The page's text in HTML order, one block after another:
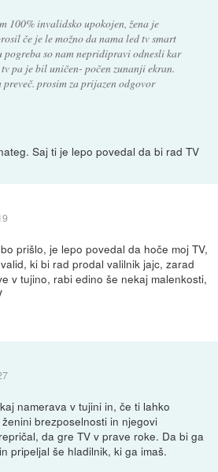
100% invalidsko upokojen, žena je
če je le možno da nama led tv smart
pogreba so nam nepridipravi odnesli kar
pa je bil uničen- počen zunanji ekran.
preveč. prosim za prijazen odgovor
Saj ti je lepo povedal da bi rad TV
prišlo, je lepo povedal da hoče moj TV,
ki bi rad prodal valilnik jajc, zarad
v tujino, rabi edino še nekaj malenkosti,
namerava v tujini in, če ti lahko
brezposelnosti in njegovi
da gre TV v prave roke. Da bi ga
pripeljal še hladilnik, ki ga imaš.